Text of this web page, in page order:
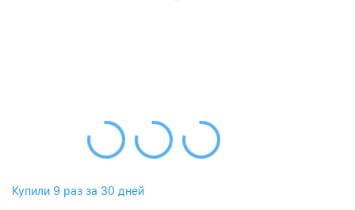
Купили 9 раз за 30 дней